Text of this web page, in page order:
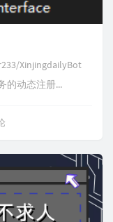
XinjingdailyBot
的动态注册...